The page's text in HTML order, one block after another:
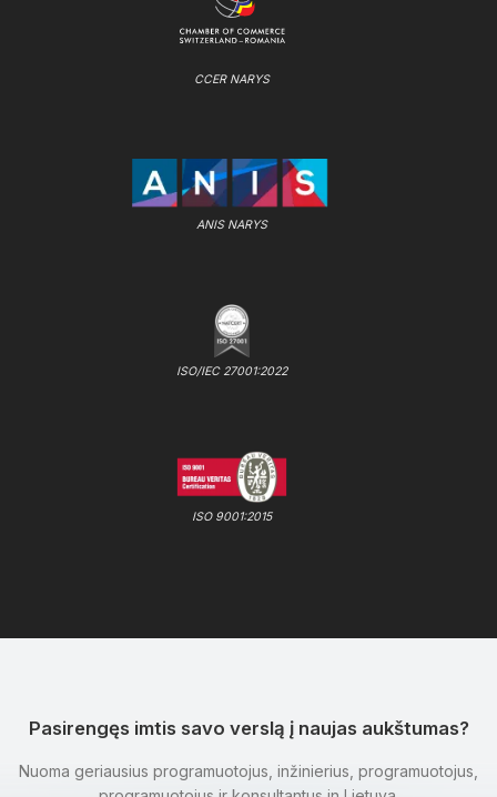
CCER NARYS
ANIS NARYS
ISO/IEC 27001:2022
ISO 9001:2015
Pasirengęs imtis savo verslą į naujas aukštumas?
Nuoma geriausius programuotojus, inžinierius, programuotojus,